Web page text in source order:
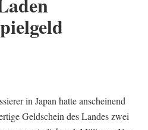
in Japan hatte anscheinend
Geldschein des Landes zwei